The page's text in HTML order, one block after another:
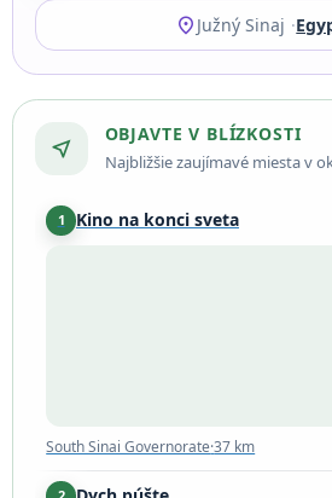
location_on Južný Sinaj
near_me
OBJAVTE V BLÍZKOSTI
Najbližšie zaujímavé miesta v
1 Kino na konci sveta
South Sinai Governorate·37 km